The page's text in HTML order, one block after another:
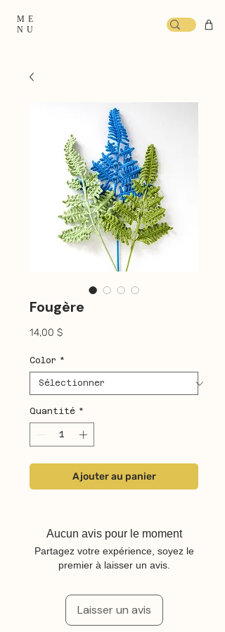
ME
NU
Fougère
14,00 $Prix
Color *
Quantité *
Ajouter au panier
Aucun avis pour le moment
Partagez votre expérience, soyez le
premier à laisser un avis.
Laisser un avis